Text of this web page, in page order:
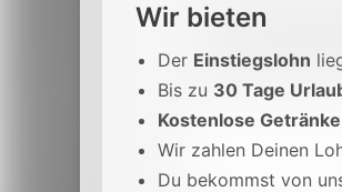
Wir bieten
Der Einstiegslohn
Bis zu 30 Tage
Kostenlose Getränke
Wir zahlen Deinen
Du bekommst von